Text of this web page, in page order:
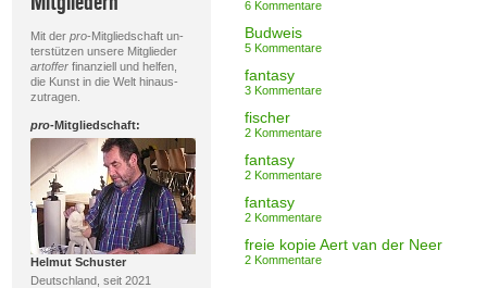
Mit der pro-Mitgliedschaft un-
terstützen unsere Mitglieder
artofferfinanziell und helfen,
die Kunst in die Welt hinaus-
zutragen.
pro-Mitgliedschaft:
Helmut Schuster
Deutschland, seit 2021
6 Kommentare
Budweis
5 Kommentare
fantasy
3 Kommentare
fischer
2 Kommentare
fantasy
2 Kommentare
fantasy
2 Kommentare
freie kopie Aert van der Neer
2 Kommentare